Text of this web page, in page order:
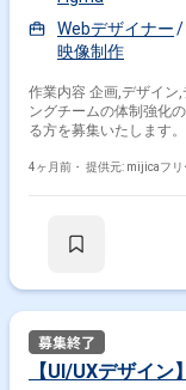
Webデザイナー
映像制作
作業内容 企画,デザイン
ングチームの体制強化
る方を募集いたします。 主な業務内容は、GIFや静止画広告を中心とした
のアイディア発案など
4ヶ月前・ 提供元: mijicaフリ
【UI/UXデザイ